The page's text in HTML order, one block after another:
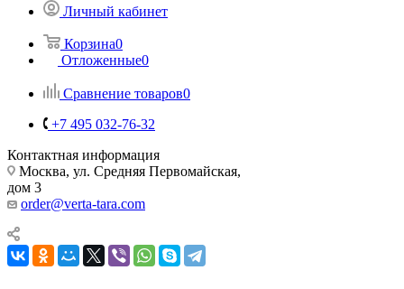
Личный кабинет
Корзина0
Отложенные0
Сравнение товаров0
+7 495 032-76-32
Контактная информация
Москва, ул. Средняя Первомайская,
дом 3
order@verta-tara.com